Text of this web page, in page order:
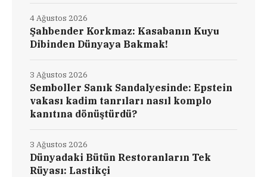
Şahbender Korkmaz: Kasabanın Kuyu
Dibinden Dünyaya Bakmak!
4 Ağustos 2026
Semboller Sanık Sandalyesinde: Epstein
vakası kadim tanrıları nasıl komplo
kanıtına dönüştürdü?
3 Ağustos 2026
Dünyadaki Bütün Restoranların Tek
Rüyası: Lastikçi
3 Ağustos 2026